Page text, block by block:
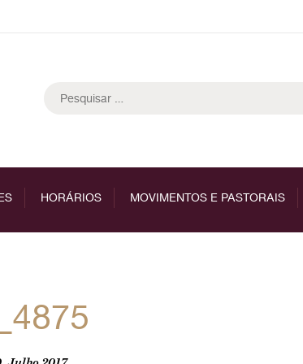
por:
HORÁRIOS MOVIMENTOS E PASTORAIS